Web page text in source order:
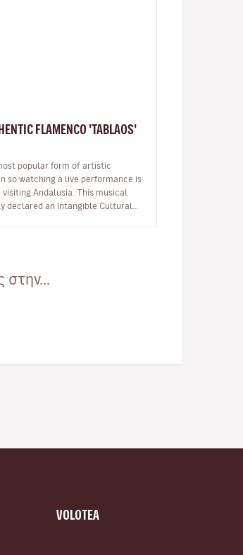
FLAMENCO 'TABLAOS'
popular form of artistic
so watching a live performance is
Andalusia. This musical
declared an Intangible Cultural
VOLOTEA